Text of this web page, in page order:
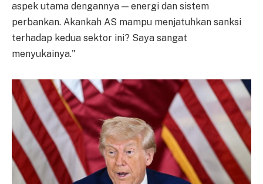
aspek utama dengannya — energi dan sistem
perbankan. Akankah AS mampu menjatuhkan sanksi
terhadap kedua sektor ini? Saya sangat
menyukainya."